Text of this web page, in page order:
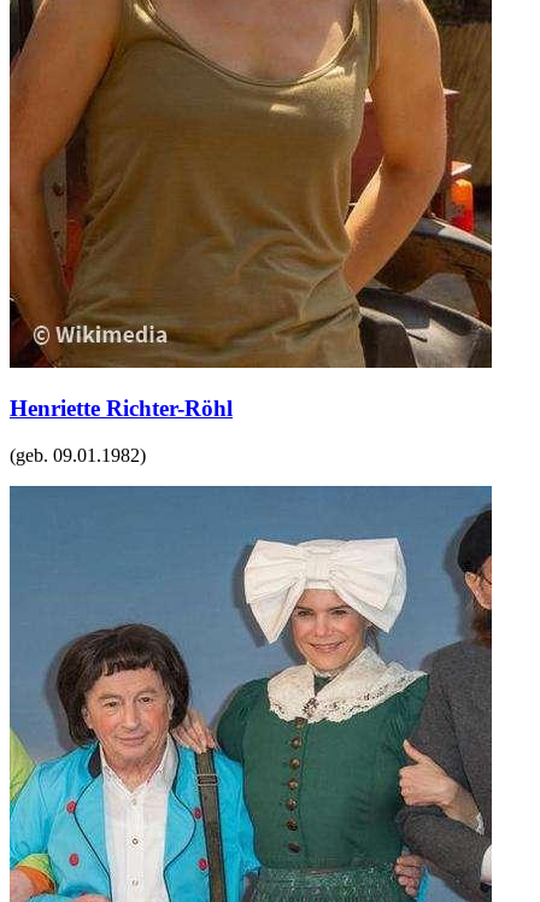
Henriette Richter-Röhl
(geb. 09.01.1982)